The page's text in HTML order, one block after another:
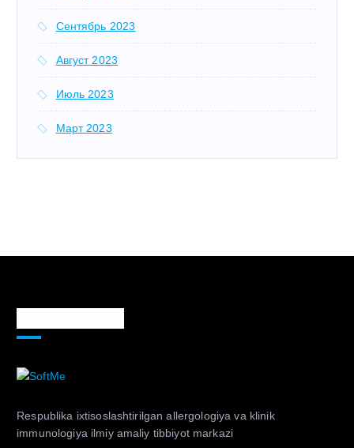
Сентябрь 2023
Август 2023
Июль 2023
Март 2023
Respublika ixtisoslashtirilgan allergologiya va klinik
immunologiya ilmiy amaliy tibbiyot markazi